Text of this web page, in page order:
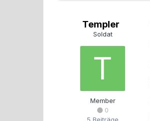
Templer
Soldat
Member
0